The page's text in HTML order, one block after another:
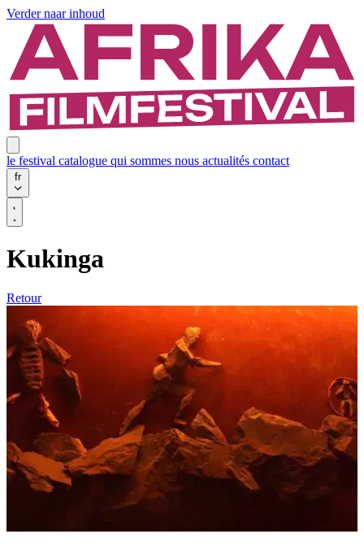
Verder naar inhoud
le festival catalogue qui sommes nous actualités contact
fr
Kukinga
Retour